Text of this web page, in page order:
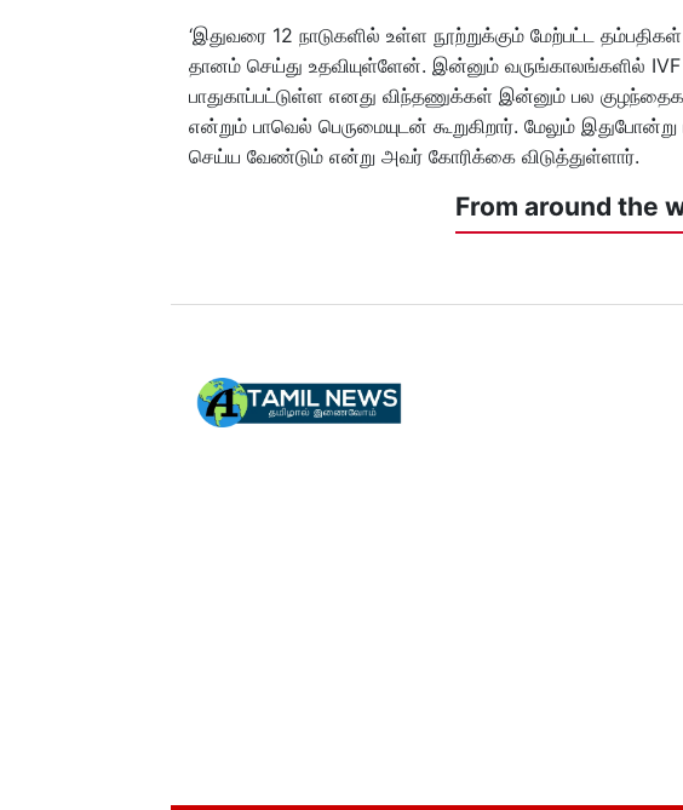
‘இதுவரை 12 நாடுகளில் உள்ள நூற்றுக்கும் மேற்பட்ட
தானம் செய்து உதவியுள்ளேன். இன்னும் வருங்காலங்களில் IVF
பாதுகாப்பட்டுள்ள எனது விந்தணுக்கள் இன்னும் பல
என்றும் பாவெல் பெருமையுடன் கூறுகிறார். மேலும்
செய்ய வேண்டும் என்று அவர் கோரிக்கை விடுத்துள்ளார்.
From around the